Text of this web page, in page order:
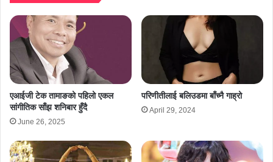
एआईजी टेक तामाङको पहिलो एकल
सांगीतिक साँझ शनिबार हुँदै
June 26, 2025
परिणीतीलाई बलिउडमा बाँच्नै गाह्रो
April 29, 2024